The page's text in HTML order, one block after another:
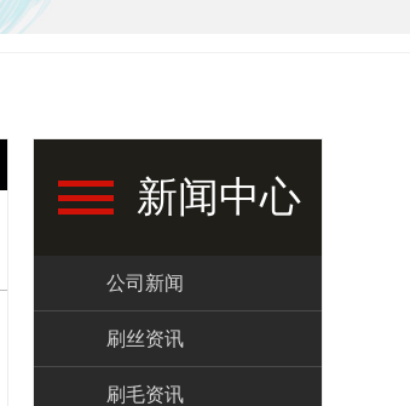
新闻中心
公司新闻
刷丝资讯
刷毛资讯